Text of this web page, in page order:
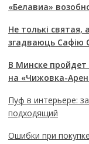
«Белавиа»
Не толькі святая,
згадваюць Сафію
В Минске
на «Чижовка-
Пуф в интерьере:
подходящий
Ошибки при